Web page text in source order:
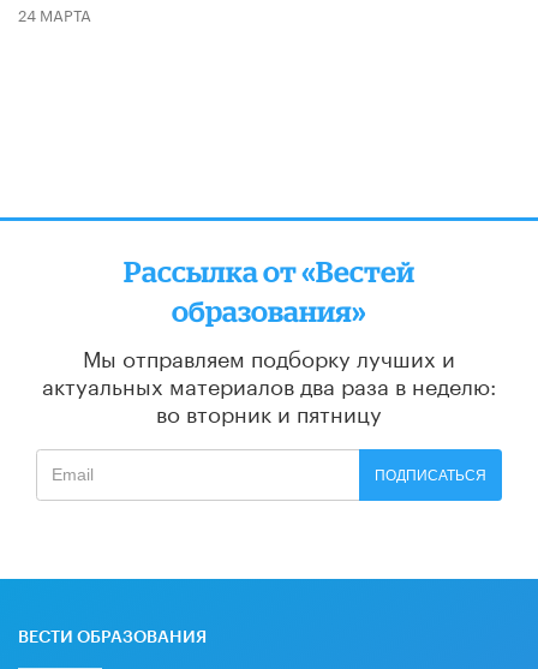
24 МАРТА
Рассылка от «Вестей
образования»
Мы отправляем подборку лучших и
актуальных материалов два раза в неделю:
во вторник и пятницу
ПОДПИСАТЬСЯ
ВЕСТИ ОБРАЗОВАНИЯ